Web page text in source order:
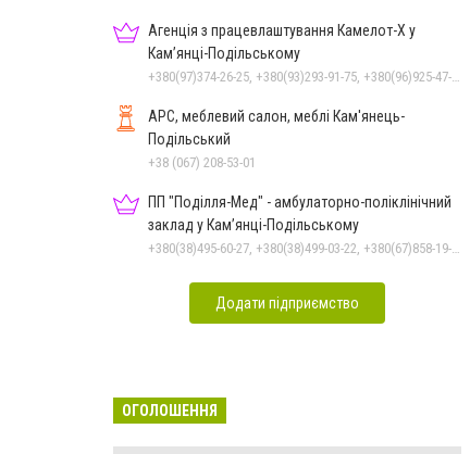
Агенція з працевлаштування Камелот-Х у
Кам’янці-Подільському
+380(97)374-26-25, +380(93)293-91-75, +380(96)925-47-71, +380(73)327-54-83
АРС, меблевий салон, меблі Кам'янець-
Подільський
+38 (067) 208-53-01
ПП "Поділля-Мед" - амбулаторно-поліклінічний
заклад у Кам’янці-Подільському
+380(38)495-60-27, +380(38)499-03-22, +380(67)858-19-75
Додати підприємство
ОГОЛОШЕННЯ